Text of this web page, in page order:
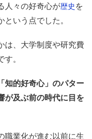
人々の好奇心が歴史 を
いう点でした。
は、大学制度や研究費
。
知的好奇心」のパター
が及ぶ前の時代に目を
職業化が進む以前に生